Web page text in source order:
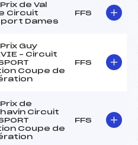
de Val
Circuit
Dames
FFS
Guy
– Circuit
Coupe de
FFS
de
Circuit
Coupe de
FFS